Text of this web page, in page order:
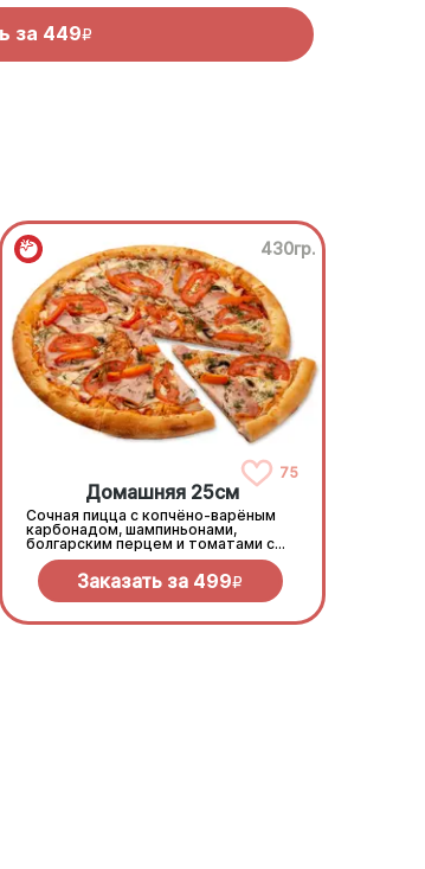
за 449R
430гр.
75
Домашняя 25см
Сочная пицца с копчёно-варёным
карбонадом, шампиньонами,
болгарским перцем и томатами с
зеленью под моцареллой
Заказать за 499R